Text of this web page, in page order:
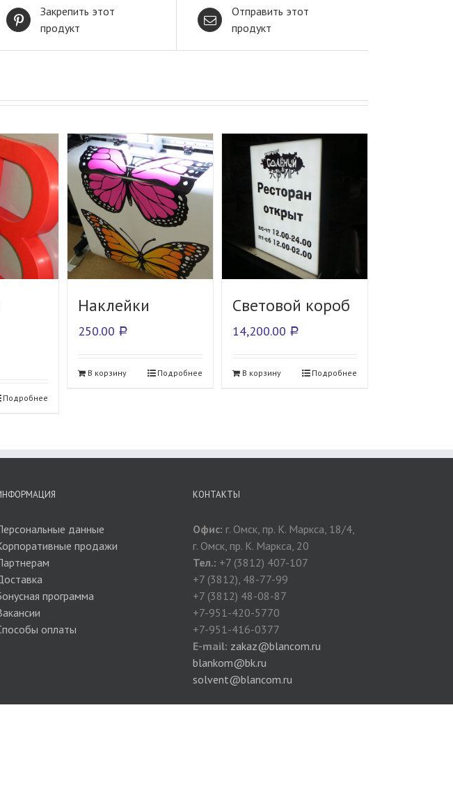
Закрепить этот
продукт
Отправить этот
продукт
Подробнее
Наклейки
250.00 Р
В корзину Подробнее
Световой короб
14,200.00 Р
В корзину Подробнее
данные
продажи
программа
оплаты
КОНТАКТЫ
Офис: г. Омск, пр. К. Маркса, 18/4,
г. Омск, пр. К. Маркса, 20
Тел.: +7 (3812) 407-107
+7 (3812), 48-77-99
+7 (3812) 48-08-87
+7-951-420-5770
+7-951-416-0377
E-mail: zakaz@blancom.ru
blankom@bk.ru
solvent@blancom.ru